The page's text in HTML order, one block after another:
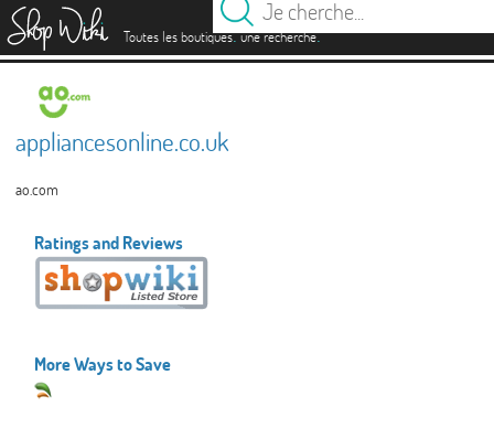
Toutes les boutiques.une recherche.
appliancesonline.co.uk
ao.com
Ratings and Reviews
More Ways to Save